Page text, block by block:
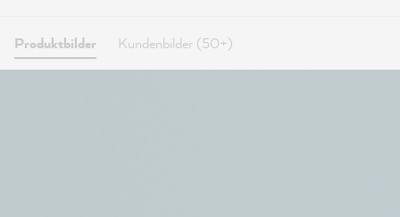
Produktbilder Kundenbilder (50+)